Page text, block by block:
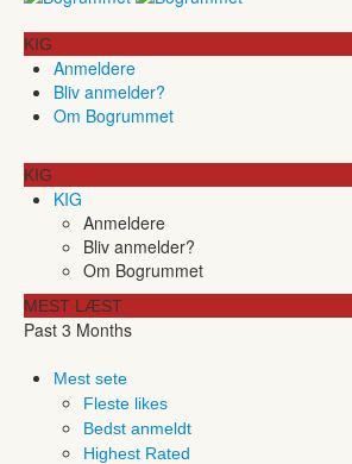
KIG
Anmeldere
Bliv anmelder?
Om Bogrummet
KIG
KIG
Anmeldere
Bliv anmelder?
Om Bogrummet
MEST LÆST
Past 3 Months
Mest sete
Fleste likes
Bedst anmeldt
Highest Rated